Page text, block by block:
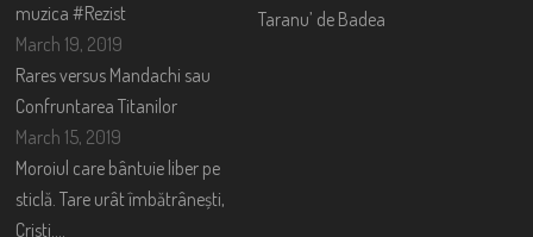
muzica #Rezist
March 19, 2019
Rares versus Mandachi sau
Confruntarea Titanilor
March 15, 2019
Moroiul care bântuie liber pe
sticlă. Tare urât îmbătrânești,
Cristi….
Taranu’ de Badea